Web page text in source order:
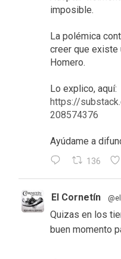
imposible.
La polémica
creer que existe
Homero.
Lo explico, aquí:
https://
208574376
Ayúdame a
136
El Cornetín
Quizas en los
buen momento